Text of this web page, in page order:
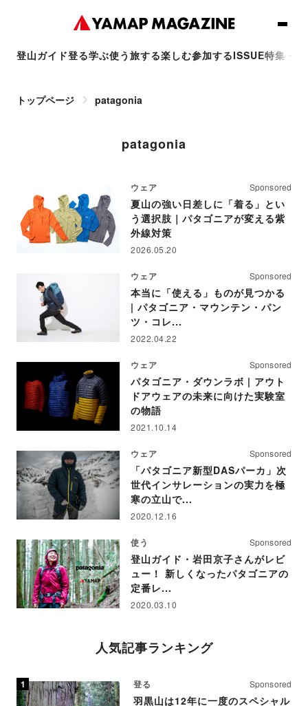
登山ガイド登る学ぶ使う 旅する楽しむ参加するISSUE特集・
トップページ patagonia
patagonia
ウェア Sponsored
夏山の強い日差しに「着る」とい
う選択肢｜パタゴニアが変える紫
外線対策
2026.05.20
ウェア Sponsored
本当に「使える」ものが見つかる
| パタゴニア・マウンテン・パン
ツ・コレ...
2022.04.22
ウェア Sponsored
パタゴニア・ダウンラボ | アウト
ドアウェアの未来に向けた実験室
の物語
2021.10.14
ウェア Sponsored
「パタゴニア新型DASパーカ」次
世代インサレーションの実力を極
寒の立山で...
2020.12.16
使う Sponsored
登山ガイド・岩田京子さんがレビ
ュー！ 新しくなったパタゴニアの
定番レ...
2020.03.10
人気記事ランキング
登る Sponsored
羽黒山は12年に一度のスペシャル